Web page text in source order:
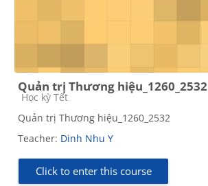
Quản trị Thương hiệu_1260_2532
Course category
Học kỳ Tết
Quản trị Thương hiệu_1260_2532
Teacher: Dinh Nhu Y
Click to enter this course